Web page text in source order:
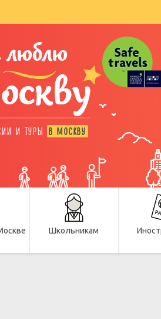
люблю
И ТУРЫ В МОСКВУ
Школьникам